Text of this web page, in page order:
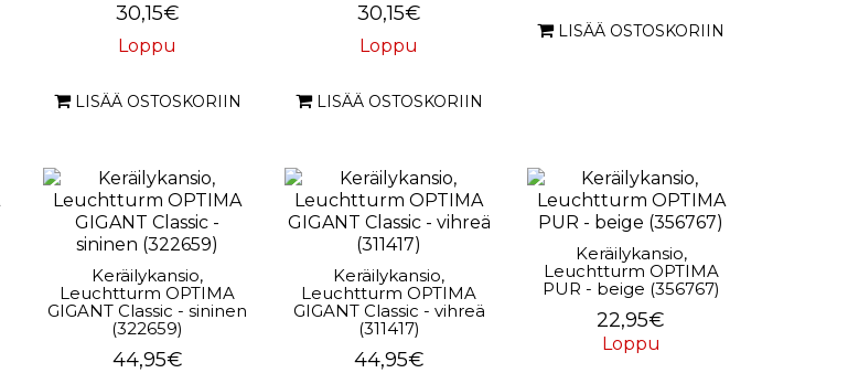
30,15€
Loppu
LISÄÄ OSTOSKORIIN
30,15€
Loppu
LISÄÄ OSTOSKORIIN
LISÄÄ OSTOSKORIIN
Keräilykansio,
Leuchtturm OPTIMA
GIGANT Classic - sininen
(322659)
44,95€
Keräilykansio,
Leuchtturm OPTIMA
GIGANT Classic - vihreä
(311417)
44,95€
Keräilykansio,
Leuchtturm OPTIMA
PUR - beige (356767)
22,95€
Loppu